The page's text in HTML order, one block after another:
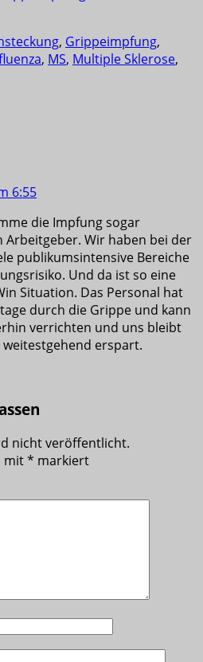
, Grippeimpfung,
, MS, Multiple Sklerose,
6:55
die Impfung sogar
Arbeitgeber. Wir haben bei der
publikumsintensive Bereiche
Und da ist so eine
Situation. Das Personal hat
durch die Grippe und kann
verrichten und uns bleibt
erspart.
nicht veröffentlicht.
mit* markiert